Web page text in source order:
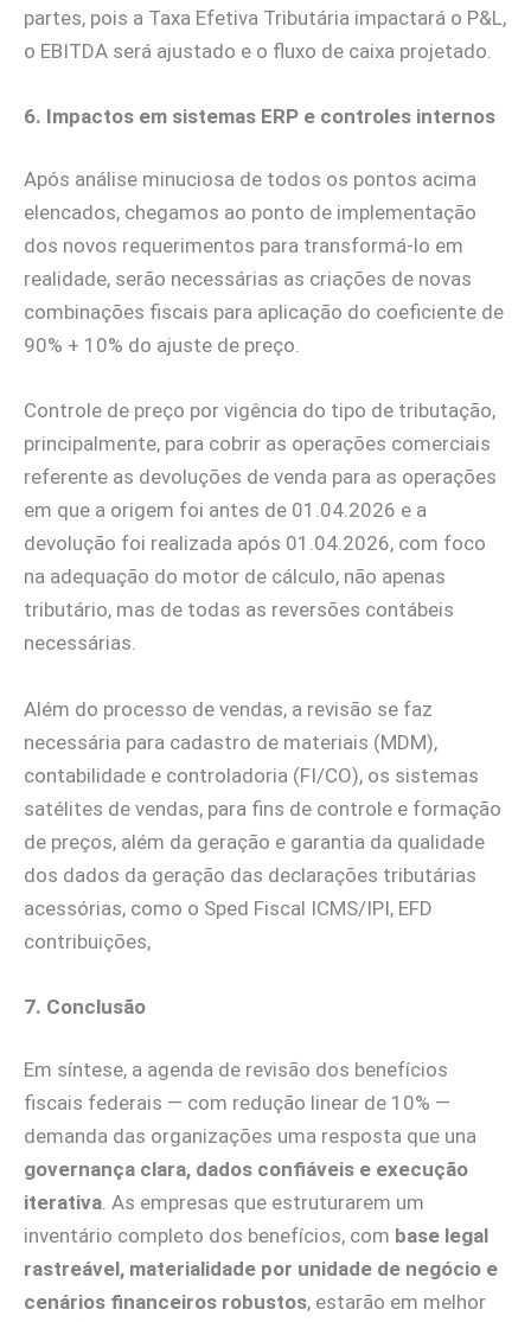
partes, pois a Taxa Efetiva Tributária impactará o P&L,
o EBITDA será ajustado e o fluxo de caixa projetado.
6. Impactos em sistemas ERP e controles internos
Após análise minuciosa de todos os pontos acima
elencados, chegamos ao ponto de implementação
dos novos requerimentos para transformá-lo em
realidade, serão necessárias as criações de novas
combinações fiscais para aplicação do coeficiente de
90% + 10% do ajuste de preço.
Controle de preço por vigência do tipo de tributação,
principalmente, para cobrir as operações comerciais
referente as devoluções de venda para as operações
em que a origem foi antes de 01.04.2026 e a
devolução foi realizada após 01.04.2026, com foco
na adequação do motor de cálculo, não apenas
tributário, mas de todas as reversões contábeis
necessárias.
Além do processo de vendas, a revisão se faz
necessária para cadastro de materiais (MDM),
contabilidade e controladoria (FI/CO), os sistemas
satélites de vendas, para fins de controle e formação
de preços, além da geração e garantia da qualidade
dos dados da geração das declarações tributárias
acessórias, como o Sped Fiscal ICMS/IPI, EFD
contribuições,
7. Conclusão
Em síntese, a agenda de revisão dos benefícios
fiscais federais — com redução linear de 10% —
demanda das organizações uma resposta que una
governança clara, dados confiáveis e execução
iterativa. As empresas que estruturarem um
inventário completo dos benefícios, com base legal
rastreável, materialidade por unidade de negócio e
cenários financeiros robustos, estarão em melhor